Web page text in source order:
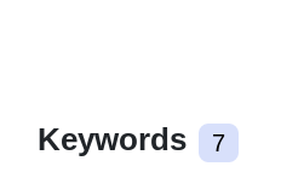
Keywords 7